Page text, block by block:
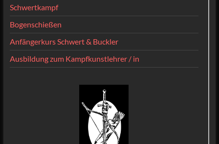
Schwertkampf
Bogenschießen
Anfängerkurs Schwert & Buckler
Ausbildung zum Kampfkunstlehrer / in